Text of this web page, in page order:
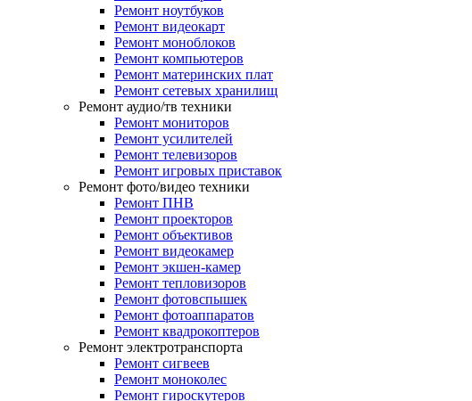
Ремонт ноутбуков
Ремонт видеокарт
Ремонт моноблоков
Ремонт компьютеров
Ремонт материнских плат
Ремонт сетевых хранилищ
Ремонт аудио/тв техники
Ремонт мониторов
Ремонт усилителей
Ремонт телевизоров
Ремонт игровых приставок
Ремонт фото/видео техники
Ремонт ПНВ
Ремонт проекторов
Ремонт объективов
Ремонт видеокамер
Ремонт экшен-камер
Ремонт тепловизоров
Ремонт фотовспышек
Ремонт фотоаппаратов
Ремонт квадрокоптеров
Ремонт электротранспорта
Ремонт сигвеев
Ремонт моноколес
Ремонт гироскутеров